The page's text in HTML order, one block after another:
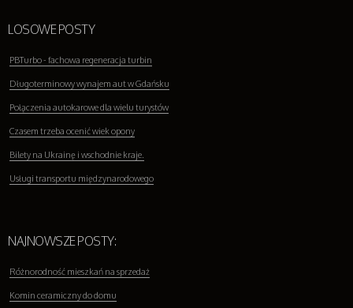
LOSOWE POSTY
PBTurbo - fachowa regeneracja turbin
Długoterminowy wynajem aut w Gdańsku
Połączenia autokarowe dla wielu turystów
Czasem trzeba ocenić wiek opony
Bilety na Ukrainę i wschodnie kraje.
Usługi transportu międzynarodowego
NAJNOWSZE POSTY:
Różnorodność mieszkań na sprzedaż
Komin ceramiczny do domu